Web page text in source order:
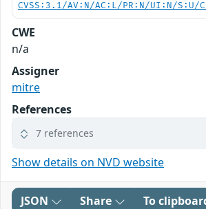
CVSS:3.1/AV:N/AC:L/PR:N/UI:N/S:U/
CWE
n/a
Assigner
mitre
References
7 references
Show details on NVD website
JSON Share To